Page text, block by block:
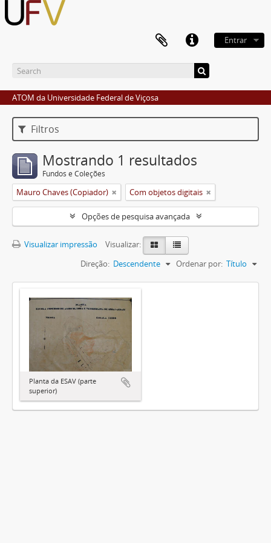
Entrar
ATOM da Universidade Federal de Viçosa
Filtros
Mostrando 1 resultados
Fundos e Coleções
Mauro Chaves (Copiador) Com objetos digitais
Opções de pesquisa avançada
Visualizar impressão
Visualizar:
Ordenar por: Título
Direção: Descendente
Planta da ESAV (parte
superior)